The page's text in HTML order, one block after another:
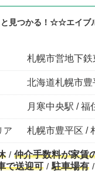
見つかる！☆☆エイブ
札幌市営地下
北海道札幌市
月寒中央駅 / 福
ア 札幌市豊平区 /
仲介手数料が家賃
で送迎可
駐車場有